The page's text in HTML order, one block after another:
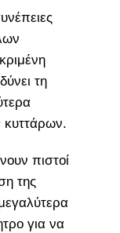
τη
κυττάρων.
πιστοί
της
για να